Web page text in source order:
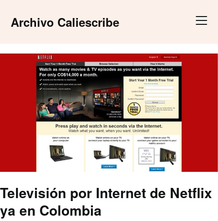
contentArchivo Caliescribe
Televisión por Internet de Netflix
ya en Colombia